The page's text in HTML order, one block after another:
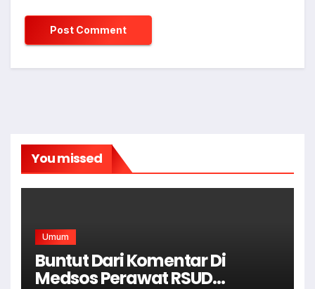
You missed
Umum
Buntut Dari Komentar Di
Medsos Perawat RSUD